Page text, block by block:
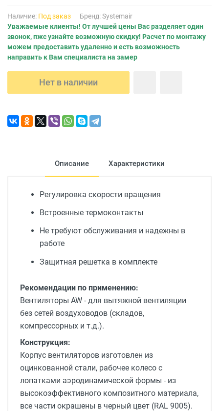
Наличие: Под заказ Бренд:Systemair
Уважаемые клиенты! От лучшей цены Вас разделяет один
звонок, пжс узнайте возможную скидку! Расчет по монтажу
можем предоставить удаленно и есть возможность
направить к Вам специалиста на замер
Нет в наличии
Описание Характеристики
Регулировка скорости вращения
Встроенные термоконтакты
Не требуют обслуживания и надежны в
работе
Защитная решетка в комплекте
Рекомендации по применению:
Вентиляторы AW - для вытяжной вентиляции
без сетей воздуховодов (складов,
компрессорных и т.д.).
Конструкция:
Корпус вентиляторов изготовлен из
оцинкованной стали, рабочее колесо с
лопатками аэродинамической формы - из
высокоэффективного композитного материала,
все части окрашены в черный цвет (RAL 9005).